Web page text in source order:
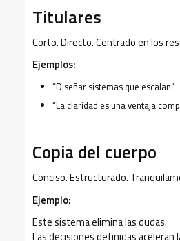
Titulares
Corto. Directo. Centrado en los
Ejemplos:
“Diseñar sistemas que escalan”.
“La claridad es una ventaja
Copia del cuerpo
Conciso. Estructurado.
Ejemplo:
Este sistema elimina las dudas.
Las decisiones definidas aceleran